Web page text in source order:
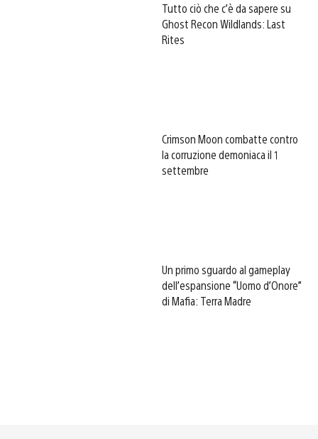
Tutto ciò che c’è da sapere su
Ghost Recon Wildlands: Last
Rites
Crimson Moon combatte contro
la corruzione demoniaca il 1
settembre
Un primo sguardo al gameplay
dell’espansione “Uomo d’Onore”
di Mafia: Terra Madre